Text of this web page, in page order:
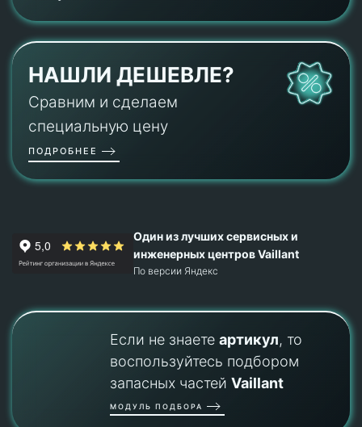
НАШЛИ ДЕШЕВЛЕ?
Сравним и сделаем
специальную цену
ПОДРОБНЕЕ
Один из лучших сервисных и
инженерных центров Vaillant
По версии Яндекс
Если не знаете артикул, то
воспользуйтесь подбором
запасных частей Vaillant
МОДУЛЬ ПОДБОРА